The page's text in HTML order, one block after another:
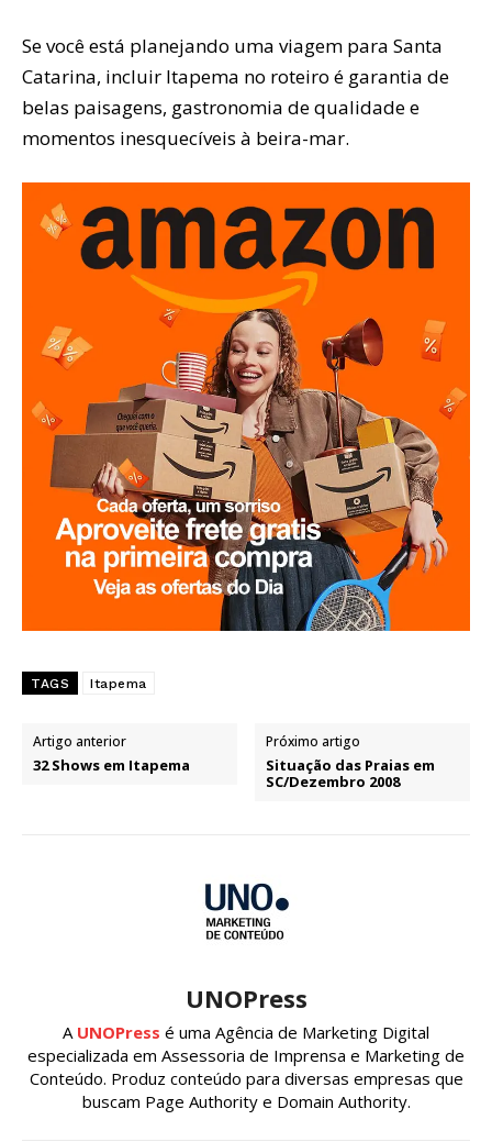
Se você está planejando uma viagem para Santa
Catarina, incluir Itapema no roteiro é garantia de
belas paisagens, gastronomia de qualidade e
momentos inesquecíveis à beira-mar.
TAGS Itapema
Artigo anterior
32 Shows em Itapema
Próximo artigo
Situação das Praias em
SC/Dezembro 2008
UNOPress
A UNOPress é uma Agência de Marketing Digital
especializada em Assessoria de Imprensa e Marketing de
Conteúdo. Produz conteúdo para diversas empresas que
buscam Page Authority e Domain Authority.